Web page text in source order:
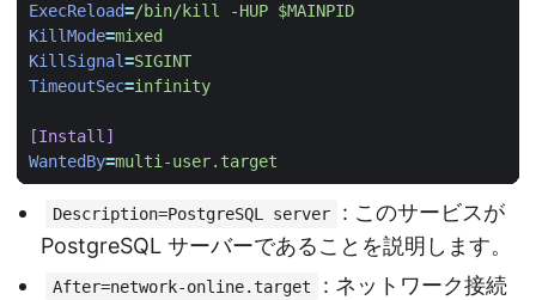
ExecReload=/bin/kill -HUP $MAINPID
KillMode=mixed
KillSignal=SIGINT
TimeoutSec=infinity
[Install]
WantedBy=multi-user.target
Description=PostgreSQL server
: このサービスが
PostgreSQL サーバーであることを説明します。
After=network-online.target
: ネットワーク接続